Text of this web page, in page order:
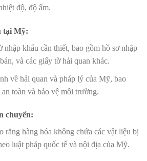
độ, độ ẩm.
tại Mỹ:
nhập khẩu cần thiết, bao gồm hồ sơ nhập
và các giấy tờ hải quan khác.
về hải quan và pháp lý của Mỹ, bao
toàn và bảo vệ môi trường.
chuyển:
rằng hàng hóa không chứa các vật liệu bị
luật pháp quốc tế và nội địa của Mỹ.